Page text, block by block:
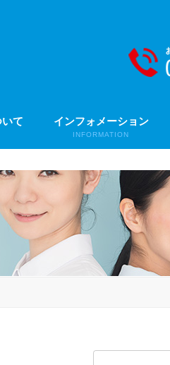
て インフォメーション
INFORMATION